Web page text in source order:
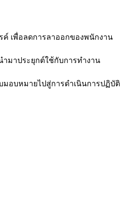
ค์ เพื่อลดการลาออกของพนักงาน
มาประยุกต์ใช้กับการทำงาน
อบหมายไปสู่การดำเนินการปฏิบั